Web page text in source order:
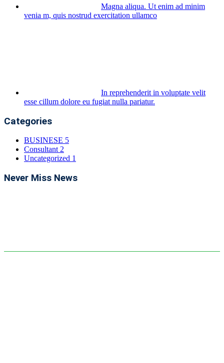
Magna aliqua. Ut enim ad minim
venia m, quis nostrud exercitation ullamco
In reprehenderit in voluptate velit
esse cillum dolore eu fugiat nulla pariatur.
Categories
BUSINESE 5
Consultant2
Uncategorized 1
Never Miss News